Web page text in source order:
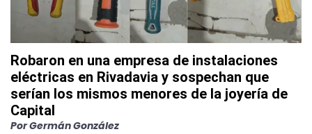
Robaron en una empresa de instalaciones
eléctricas en Rivadavia y sospechan que
serían los mismos menores de la joyería de
Capital
PorGermán González